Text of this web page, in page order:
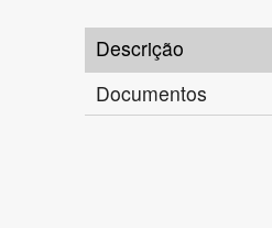
Descrição
Documentos